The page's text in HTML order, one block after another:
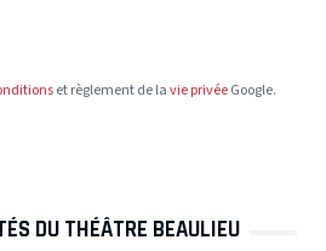
et règlement de lavie privéeGoogle.
DU THÉÂTRE BEAULIEU